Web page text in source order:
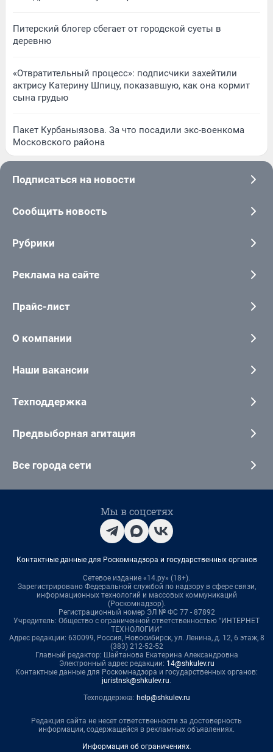
Питерский блогер сбегает от городской суеты в
деревню
«Отвратительный процесс»: подписчики захейтили
актрису Катерину Шпицу, показавшую, как она кормит
сына грудью
Пакет Курбаныязова. За что посадили экс-военкома
Московского района
Подписаться на новости
Сообщить новость
Рубрики
Реклама на сайте
Прайс-лист
О компании
Наши вакансии
Техподдержка
Предвыборная агитация
Все города сети
Мы в соцсетях
Контактные данные для Роскомнадзора и государственных органов
Сетевое издание «14.ру» (18+).
Зарегистрировано Федеральной службой по надзору в сфере связи,
информационных технологий и массовых коммуникаций
(Роскомнадзор).
Регистрационный номер ЭЛ № ФС 77 - 87892
Учредитель: Общество с ограниченной ответственностью "ИНТЕРНЕТ
ТЕХНОЛОГИИ"
Адрес редакции: 630099, Россия, Новосибирск, ул. Ленина, д. 12, 6 этаж, 8
(383) 212-52-52
Главный редактор: Шайтанова Екатерина Александровна
Электронный адрес редакции: 14@shkulev.ru
Контактные данные для Роскомнадзора и государственных органов:
juristnsk@shkulev.ru.
Техподдержка: help@shkulev.ru
Редакция сайта не несет ответственности за достоверность
информации, содержащейся в рекламных объявлениях.
Информация об ограничениях.